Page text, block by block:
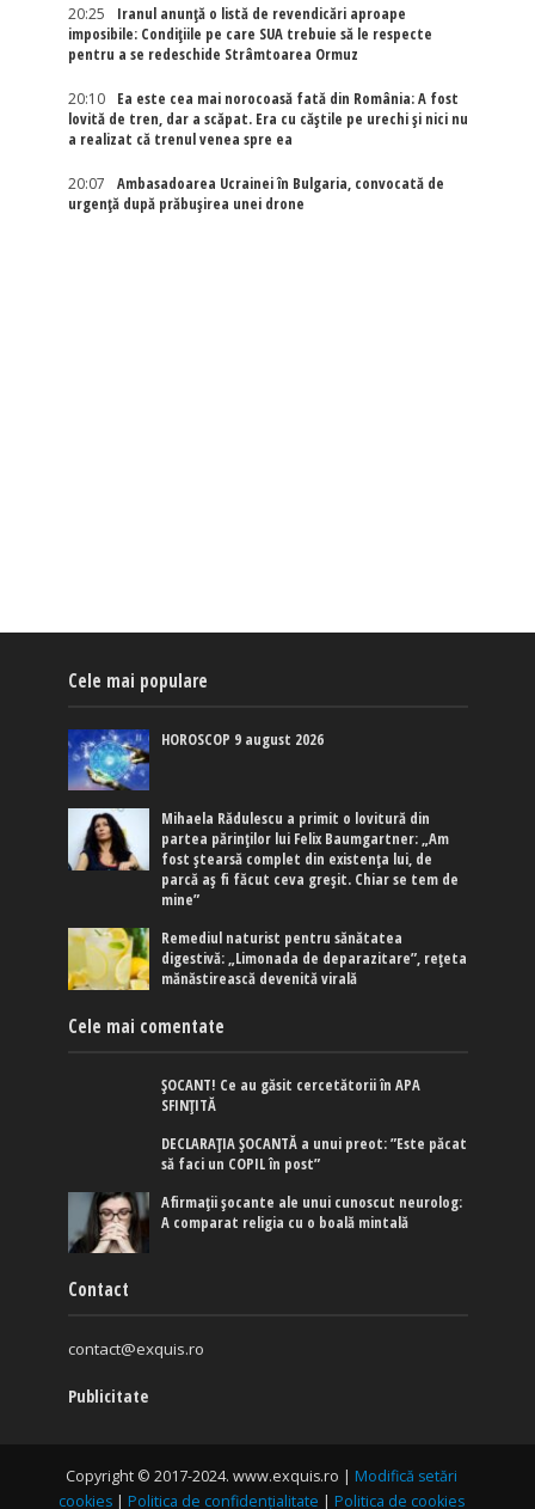
20:25
Iranul anunță o listă de revendicări aproape
imposibile: Condițiile pe care SUA trebuie să le respecte
pentru a se redeschide Strâmtoarea Ormuz
20:10
Ea este cea mai norocoasă fată din România: A fost
lovită de tren, dar a scăpat. Era cu căștile pe urechi și nici nu
a realizat că trenul venea spre ea
20:07
Ambasadoarea Ucrainei în Bulgaria, convocată de
urgență după prăbușirea unei drone
Cele mai populare
HOROSCOP 9 august 2026
Mihaela Rădulescu a primit o lovitură din
partea părinților lui Felix Baumgartner: „Am
fost ștearsă complet din existența lui, de
parcă aș fi făcut ceva greșit. Chiar se tem de
mine”
Remediul naturist pentru sănătatea
digestivă: „Limonada de deparazitare”, rețeta
mănăstirească devenită virală
Cele mai comentate
ȘOCANT! Ce au găsit cercetătorii în APA
SFINȚITĂ
DECLARAȚIA ȘOCANTĂ a unui preot: ”Este păcat
să faci un COPIL în post”
Afirmaţii şocante ale unui cunoscut neurolog:
A comparat religia cu o boală mintală
Contact
contact@exquis.ro
Publicitate
Copyright © 2017-2024. www.exquis.ro | Modifică setări
cookies | Politica de confidențialitate | Politica de cookies